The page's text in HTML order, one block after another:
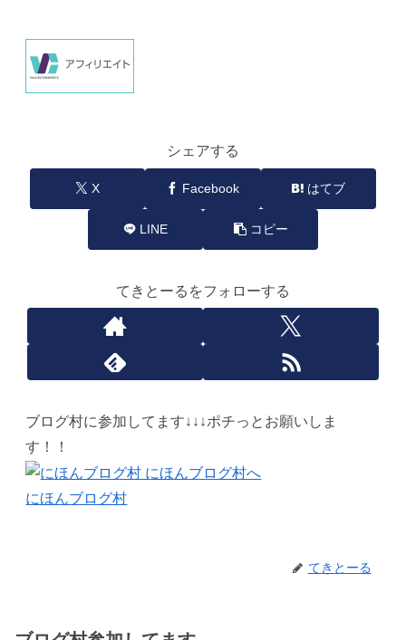
シェアする
X Facebook はてブ
LINE コピー
てきとーるをフォローする
ブログ村に参加してます↓↓↓ポチっとお願いしま
す！！
にほんブログ村
てきとーる